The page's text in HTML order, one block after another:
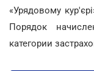
«Урядовому
Порядок
категории